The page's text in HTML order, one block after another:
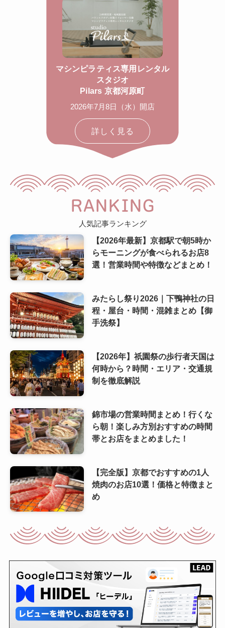
マシンピラティス専用レンタル
スタジオ
Pilars 京都河原町
2026年7月8日（水）開店
詳しく見る
RANKING
人気記事ランキング
【2026年最新】京都駅で朝5時か
らモーニングが食べられるお店8
選！営業時間や特徴などまとめ！
みたらし祭り2026｜下鴨神社の日
程・屋台・時間・混雑まとめ【御
手洗祭】
【2026年】祇園祭の歩行者天国は
何時から？時間・エリア・交通規
制を徹底解説
錦市場の営業時間まとめ！行くな
ら朝！楽しみ方別おすすめの時間
帯とお店をまとめました！
【完全版】京都でおすすめの1人
焼肉のお店10選！価格と特徴まと
め